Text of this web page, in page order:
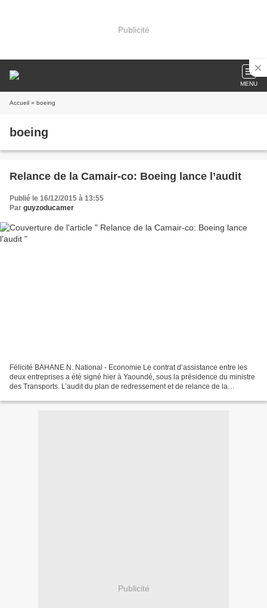
Publicité
MENU
Accueil » boeing
boeing
Relance de la Camair-co: Boeing lance l’audit
Publié le 16/12/2015 à 13:55
Par guyzoducamer
Félicité BAHANE N. National - Economie Le contrat d’assistance entre les
deux entreprises a été signé hier à Yaoundé, sous la présidence du ministre
des Transports. L’audit du plan de redressement et de relance de la
Publicité